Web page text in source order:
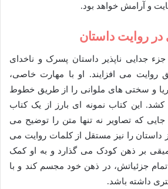
و آرامش خواهد بود.
روایت داستان
جزء جدایی ناپذیر داستان پسرک و ناخدای
می افزایند. او با مهارت خاصی،
و سختی های ملوانی را از طریق خطوط
این کتاب نمونه ای بارز از یک کتاب
که تصاویر نه تنها متن را توضیح می
داستان را نیز مستقل از کلمات روایت می
بر ذهن کودک می گذارد و به او کمک
تمام جزئیاتش، در ذهن خود مجسم کند و با
داشته باشد.